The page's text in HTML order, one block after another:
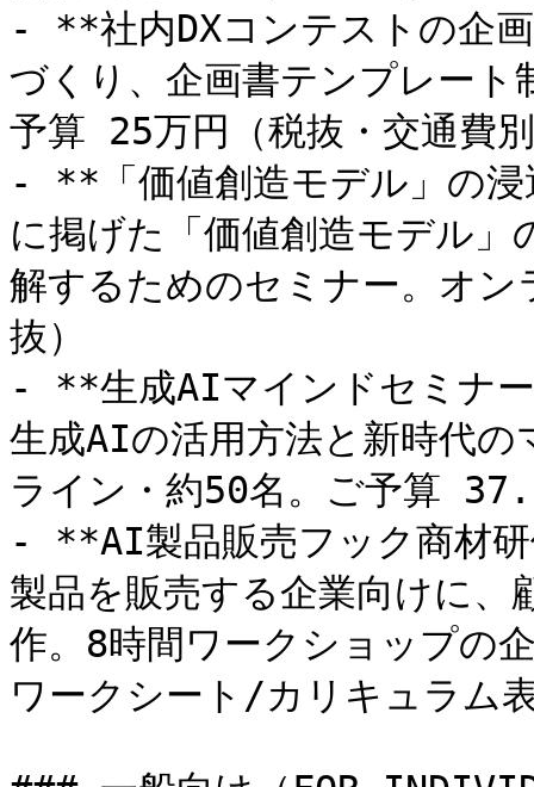
- **社内DXコンテストの企
づくり、企画書テンプレート
予算 25万円（税抜・交通費
- **「価値創造モデル」の
に掲げた「価値創造モデル
解するためのセミナー。オ
抜）
- **生成AIマインドセミナ
生成AIの活用方法と新時代
ライン・約50名。ご予算
- **AI製品販売フック商材
製品を販売する企業向けに
作。8時間ワークショップの
ワークシート/カリキュラム